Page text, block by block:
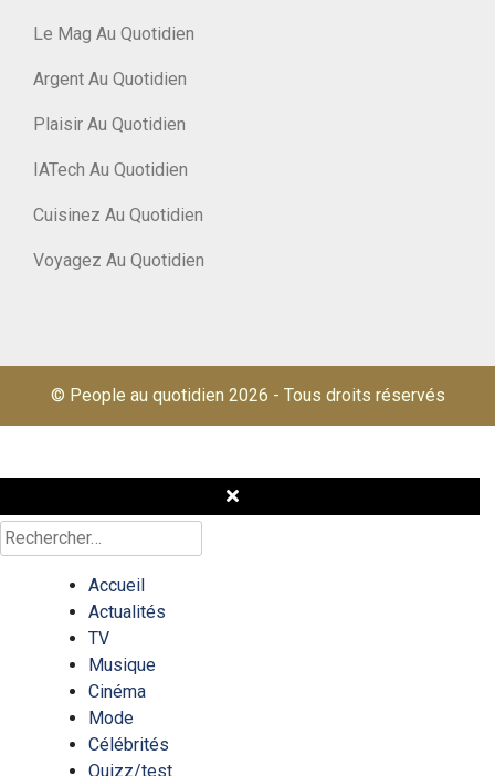
Le Mag Au Quotidien
Argent Au Quotidien
Plaisir Au Quotidien
IATech Au Quotidien
Cuisinez Au Quotidien
Voyagez Au Quotidien
© People au quotidien 2026 - Tous droits réservés
Rechercher :
Accueil
Actualités
TV
Musique
Cinéma
Mode
Célébrités
Quizz/test